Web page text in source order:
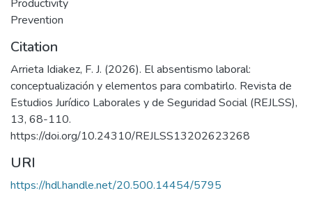
Productivity
Prevention
Citation
Arrieta Idiakez, F. J. (2026). El absentismo laboral:
conceptualización y elementos para combatirlo. Revista de
Estudios Jurídico Laborales y de Seguridad Social (REJLSS),
13, 68-110.
https://doi.org/10.24310/REJLSS13202623268
URI
https://hdl.handle.net/20.500.14454/5795